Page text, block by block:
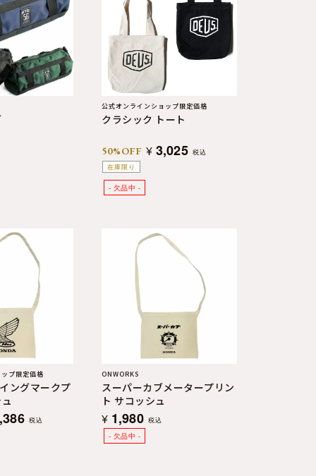
在庫限り
公式オンラインショップ限定価格
クラシック トート
50%OFF ¥ 3,025 税込
プ限定価格
ングマークプ
税込
ONWORKS
スーパーカブメータープリン
ト サコッシュ
¥ 1,980 税込